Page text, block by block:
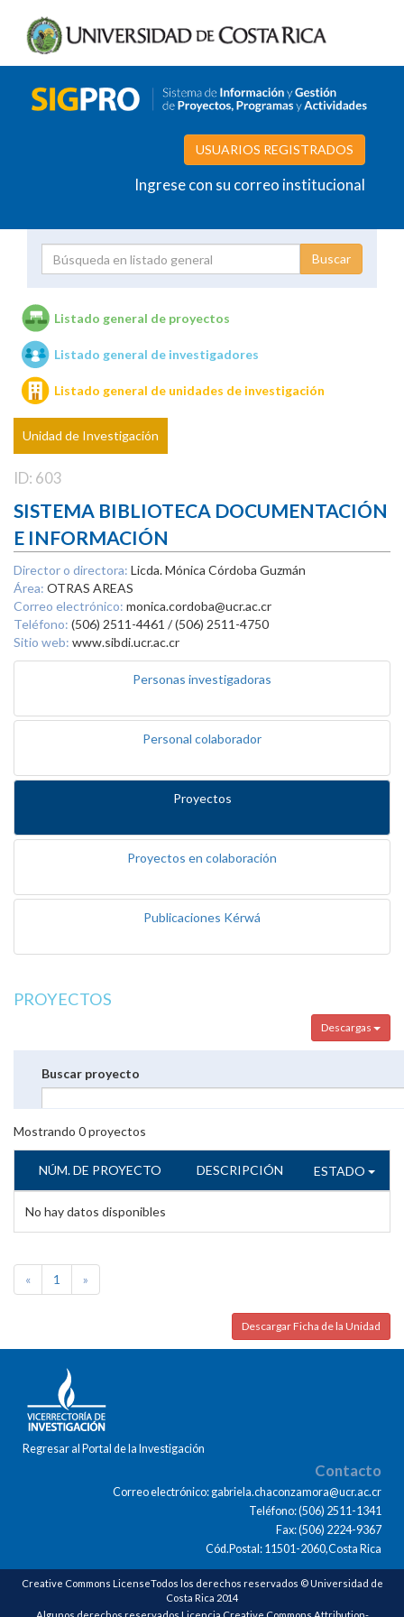
USUARIOS REGISTRADOS
Ingrese con su correo institucional
Unidades de investigación
Listado general de proyectos
Listado general de investigadores
Listado general de unidades de investigación
Unidad de Investigación
ID: 603
SISTEMA BIBLIOTECA DOCUMENTACIÓN
E INFORMACIÓN
Director o directora: Licda. Mónica Córdoba Guzmán
Área: OTRAS AREAS
Correo electrónico: monica.cordoba@ucr.ac.cr
Teléfono: (506) 2511-4461 / (506) 2511-4750
Sitio web: www.sibdi.ucr.ac.cr
Personas investigadoras
Personal colaborador
Proyectos
Proyectos en colaboración
Publicaciones Kérwá
PROYECTOS
Descargas
Buscar proyecto
Mostrando 0proyectos
NÚM. DE PROYECTO DESCRIPCIÓN ESTADO
No hay datos disponibles
« 1 »
Descargar Ficha de la Unidad
Regresar al Portal de la Investigación
Contacto
Correo electrónico: gabriela.chaconzamora@ucr.ac.cr
Teléfono: (506) 2511-1341
Fax: (506) 2224-9367
Cód.Postal: 11501-2060,Costa Rica
Creative Commons LicenseTodos los derechos reservados © Universidad de
Costa Rica 2014